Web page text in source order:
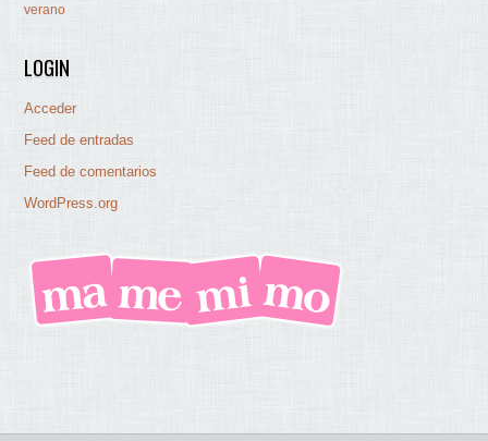
verano
LOGIN
Acceder
Feed de entradas
Feed de comentarios
WordPress.org